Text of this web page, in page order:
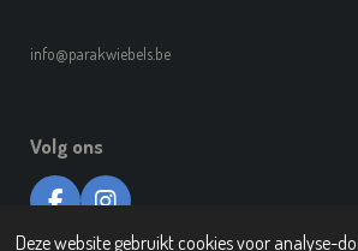
Deze website gebruikt cookies voor analyse-
info@parakwiebels.be
Volg ons
F
I
© 2019-2026 Parakwiebels: handgemaakte